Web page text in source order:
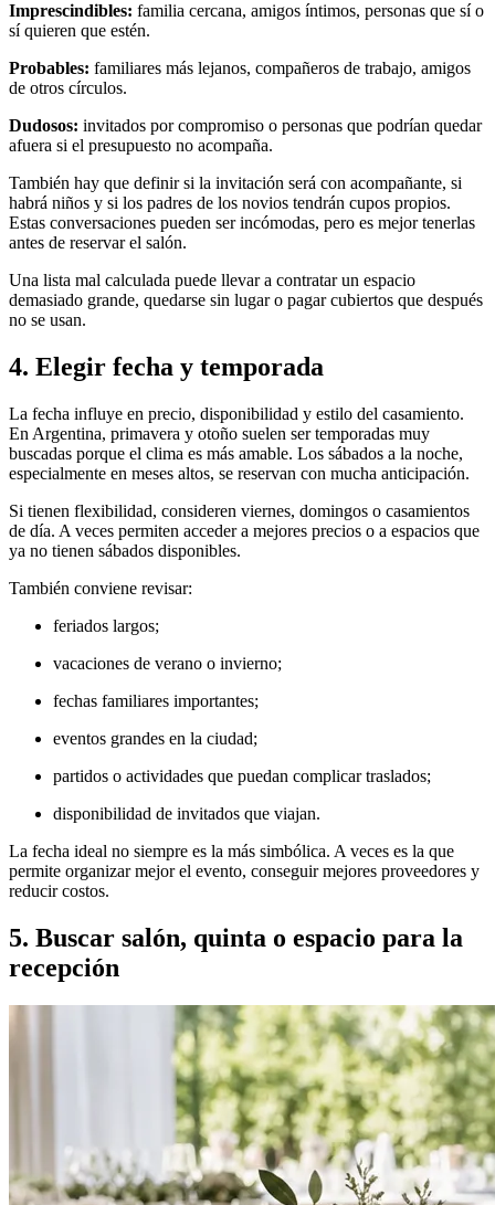
Imprescindibles: familia cercana, amigos íntimos, personas que sí o
sí quieren que estén.
Probables: familiares más lejanos, compañeros de trabajo, amigos
de otros círculos.
Dudosos: invitados por compromiso o personas que podrían quedar
afuera si el presupuesto no acompaña.
También hay que definir si la invitación será con acompañante, si
habrá niños y si los padres de los novios tendrán cupos propios.
Estas conversaciones pueden ser incómodas, pero es mejor tenerlas
antes de reservar el salón.
Una lista mal calculada puede llevar a contratar un espacio
demasiado grande, quedarse sin lugar o pagar cubiertos que después
no se usan.
4. Elegir fecha y temporada
La fecha influye en precio, disponibilidad y estilo del casamiento.
En Argentina, primavera y otoño suelen ser temporadas muy
buscadas porque el clima es más amable. Los sábados a la noche,
especialmente en meses altos, se reservan con mucha anticipación.
Si tienen flexibilidad, consideren viernes, domingos o casamientos
de día. A veces permiten acceder a mejores precios o a espacios que
ya no tienen sábados disponibles.
También conviene revisar:
feriados largos;
vacaciones de verano o invierno;
fechas familiares importantes;
eventos grandes en la ciudad;
partidos o actividades que puedan complicar traslados;
disponibilidad de invitados que viajan.
La fecha ideal no siempre es la más simbólica. A veces es la que
permite organizar mejor el evento, conseguir mejores proveedores y
reducir costos.
5. Buscar salón, quinta o espacio para la
recepción